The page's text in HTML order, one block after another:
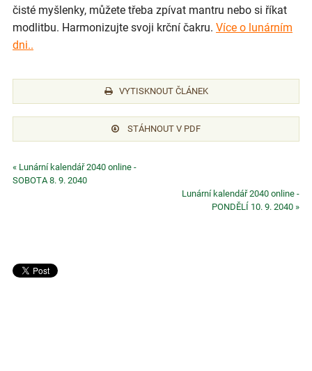
čisté myšlenky, můžete třeba zpívat mantru nebo si říkat
modlitbu. Harmonizujte svoji krční čakru. Více o lunárním
dni..
VYTISKNOUT ČLÁNEK
STÁHNOUT V PDF
« Lunární kalendář 2040 online -
SOBOTA 8. 9. 2040
Lunární kalendář 2040 online -
PONDĚLÍ 10. 9. 2040 »